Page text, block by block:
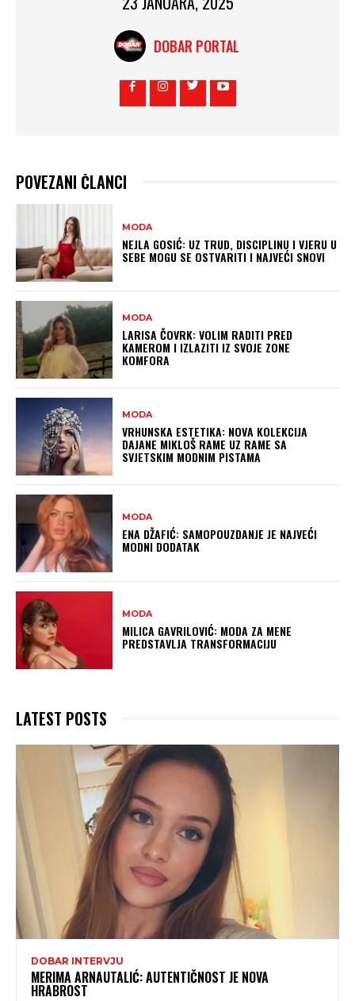
DOBAR PORTAL
POVEZANI ČLANCI
MODA
NEJLA GOSIĆ: UZ TRUD, DISCIPLINU I VJERU U
SEBE MOGU SE OSTVARITI I NAJVEĆI SNOVI
MODA
LARISA ČOVRK: VOLIM RADITI PRED
KAMEROM I IZLAZITI IZ SVOJE ZONE
KOMFORA
MODA
VRHUNSKA ESTETIKA: NOVA KOLEKCIJA
DAJANE MIKLOŠ RAME UZ RAME SA
SVJETSKIM MODNIM PISTAMA
MODA
ENA DŽAFIĆ: SAMOPOUZDANJE JE NAJVEĆI
MODNI DODATAK
MODA
MILICA GAVRILOVIĆ: MODA ZA MENE
PREDSTAVLJA TRANSFORMACIJU
LATEST POSTS
DOBAR INTERVJU
MERIMA ARNAUTALIĆ: AUTENTIČNOST JE NOVA
HRABROST